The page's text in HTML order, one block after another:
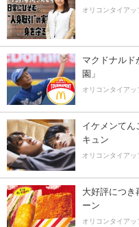
オリコンタイアッ
マクドナルド
園」
オリコンタイアッ
イケメンてん
キュン
オリコンタイアッ
大好評につき
ーン
オリコンタイアッ